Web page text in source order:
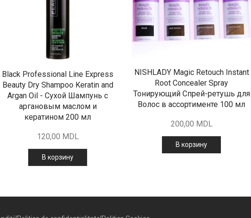
Black Professional Line Express
Beauty Dry Shampoo Keratin and
Argan Oil - Сухой Шампунь с
аргановым маслом и
кератином 200 мл
120,00 MDL
В корзину
NISHLADY Magic Retouch Instant
Root Concealer Spray
Тонирующий Спрей-ретушь для
Волос в ассортименте 100 мл
200,00 MDL
В корзину